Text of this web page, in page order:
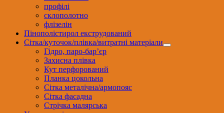
профілі
склополотно
флізелін
Пінополістирол екструдований
Сітка/куточок/плівка/витратні матеріали
Гідро, паро-бар’єр
Захисна плівка
Кут перфорований
Планка цокольна
Сітка металічна/армопояс
Сітка фасадна
Стрічка малярська